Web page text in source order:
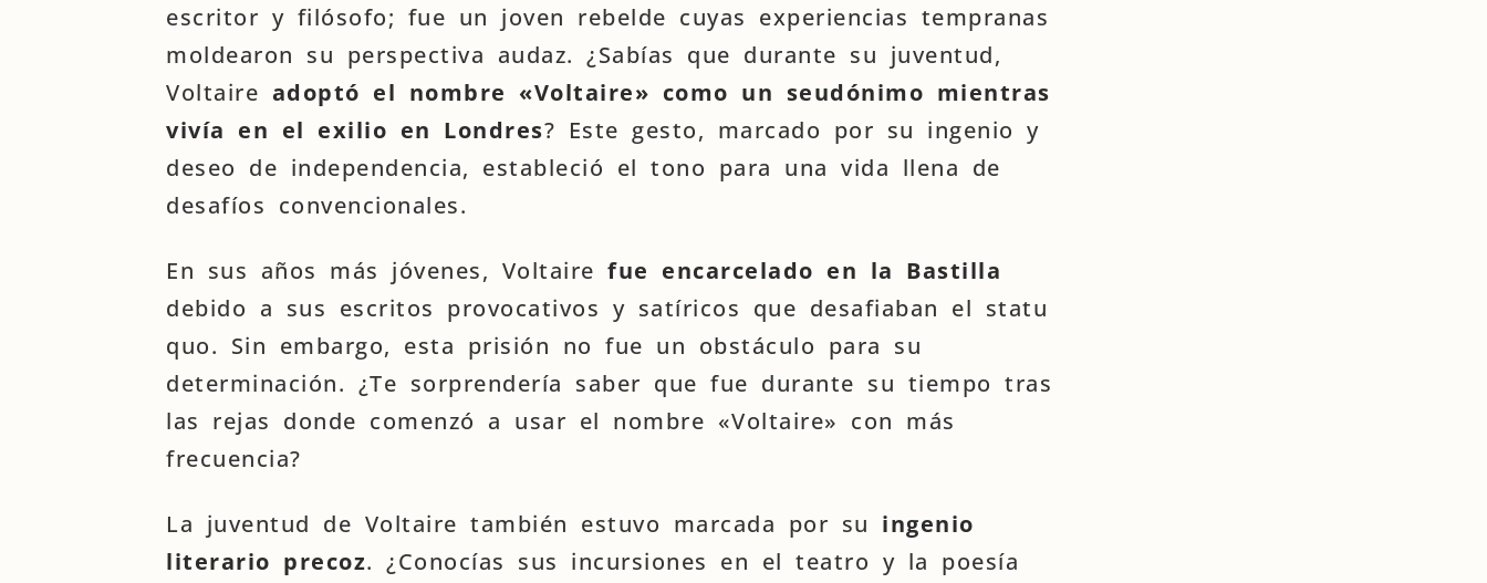
escritor y filósofo; fue un joven rebelde cuyas experiencias tempranas
moldearon su perspectiva audaz. ¿Sabías que durante su juventud,
Voltaire adoptó el nombre «Voltaire» como un seudónimo mientras
vivía en el exilio en Londres? Este gesto, marcado por su ingenio y
deseo de independencia, estableció el tono para una vida llena de
desafíos convencionales.
En sus años más jóvenes, Voltaire fue encarcelado en la Bastilla
debido a sus escritos provocativos y satíricos que desafiaban el statu
quo. Sin embargo, esta prisión no fue un obstáculo para su
determinación. ¿Te sorprendería saber que fue durante su tiempo tras
las rejas donde comenzó a usar el nombre «Voltaire» con más
frecuencia?
La juventud de Voltaire también estuvo marcada por su ingenio
literario precoz. ¿Conocías sus incursiones en el teatro y la poesía